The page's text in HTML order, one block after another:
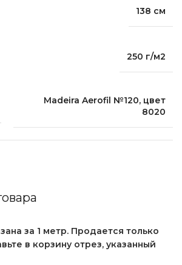
за 1 метр. Продается только
в корзину отрез, указанный
138 см
250 г/м2
Madeira Aerofil №120, цвет
8020